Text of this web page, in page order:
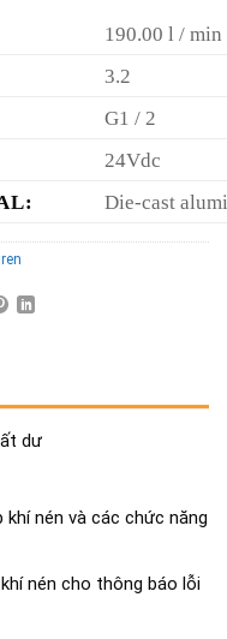
190.00 l / min
3.2
G1 / 2
24Vdc
Die-cast
dư
nén và các chức năng
nén cho thông báo lỗi